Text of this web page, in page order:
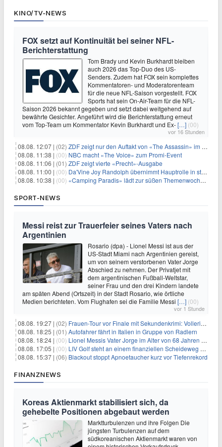
KINO/TV-NEWS
FOX setzt auf Kontinuität bei seiner NFL-
Berichterstattung
Tom Brady und Kevin Burkhardt bleiben
auch 2026 das Top-Duo des US-
Senders. Zudem hat FOX sein komplettes
Kommentatoren- und Moderatorenteam
für die neue NFL-Saison vorgestellt. FOX
Sports hat sein On-Air-Team für die NFL-
Saison 2026 bekannt gegeben und setzt dabei weitgehend auf
bewährte Gesichter. Angeführt wird die Berichterstattung erneut
vom Top-Team um Kommentator Kevin Burkhardt und Ex-[…] (00)
vor 16 Stunden
08.08. 12:07 | (02) ZDF zeigt nur den Auftakt von «The Assassin» im Fernsehen
08.08. 11:38 | (00) NBC macht «The Voice» zum Promi-Event
08.08. 11:06 | (01) ZDF zeigt vierte «Precht»-Ausgabe
08.08. 11:00 | (00) Da'Vine Joy Randolph übernimmt Hauptrolle in starbesetzter schwarzer Komödie
08.08. 10:38 | (00) «Camping Paradis» lädt zur süßen Themenwoche ein
SPORT-NEWS
Messi reist zur Trauerfeier seines Vaters nach
Argentinien
Rosario (dpa) - Lionel Messi ist aus der
US-Stadt Miami nach Argentinien gereist,
um von seinem verstorbenen Vater Jorge
Abschied zu nehmen. Der Privatjet mit
dem argentinischen Fußball-Weltstar,
seiner Frau und den drei Kindern landete
am späten Abend (Ortszeit) in der Stadt Rosario, wie örtliche
Medien berichteten. Vom Flughafen sei die Familie Messi […] (00)
vor 1 Stunde
08.08. 19:27 | (02) Frauen-Tour vor Finale mit Sekundenkrimi: Vollering in Gelb
08.08. 18:25 | (01) Autofahrer fährt in Italien in Gruppe von Radlern
08.08. 18:24 | (00) Lionel Messis Vater Jorge im Alter von 68 Jahren gestorben
08.08. 17:05 | (00) LIV Golf steht an einem finanziellen Scheideweg auf der Suche nach neuen Investitionen
08.08. 15:37 | (06) Blackout stoppt Apnoetaucher kurz vor Tiefenrekord
FINANZNEWS
Koreas Aktienmarkt stabilisiert sich, da
gehebelte Positionen abgebaut werden
Marktturbulenzen und ihre Folgen Die
jüngsten Turbulenzen auf dem
südkoreanischen Aktienmarkt waren von